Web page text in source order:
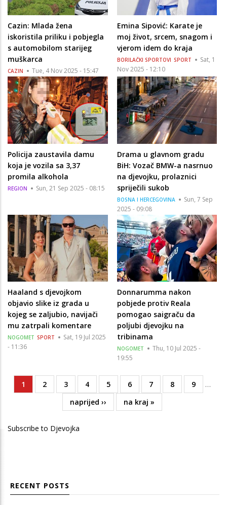
Cazin: Mlada žena
iskoristila priliku i pobjegla
s automobilom starijeg
muškarca
CAZIN Tue, 4 Nov 2025 - 15:47
Emina Sipović: Karate je
moj život, srcem, snagom i
vjerom idem do kraja
BORILAČKI SPORTOVI SPORT
Sat, 1
Nov 2025 - 12:10
Policija zaustavila damu
koja je vozila sa 3,37
promila alkohola
REGION Sun, 21 Sep 2025 - 08:15
Drama u glavnom gradu
BiH: Vozač BMW-a nasrnuo
na djevojku, prolaznici
spriječili sukob
BOSNA I HERCEGOVINA
Sun, 7 Sep
2025 - 09:08
Haaland s djevojkom
objavio slike iz grada u
kojeg se zaljubio, navijači
mu zatrpali komentare
NOGOMET SPORT
Sat, 19 Jul 2025
- 11:36
Donnarumma nakon
pobjede protiv Reala
pomogao saigraču da
poljubi djevojku na
tribinama
NOGOMET
Thu, 10 Jul 2025 -
19:55
Pagination
Current
page
1 Page
2 Page
3 Page
4 Page
5 Page
6 Page
7 Page
8 Page
9
…
Next
page
naprijed ››
Last
page
na kraj »
Subscribe to Djevojka
RECENT POSTS